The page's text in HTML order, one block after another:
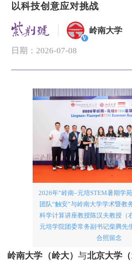
以科技创意应对挑战
岭南大学
V
日期：2026-07-08
2026年“岭南–元培STEM暑期学
团队“触安”与岭南大学学术暨教
科学计算讲座教授陈汉夫教授（
元培学院团委常务副书记柴腾先
合照留念
岭南大学（岭大）与北京大学